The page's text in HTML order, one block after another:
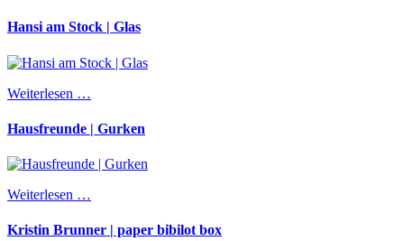
Hansi am Stock | Glas
Weiterlesen …
Hausfreunde | Gurken
Weiterlesen …
Kristin Brunner | paper bibilot box